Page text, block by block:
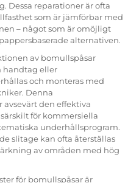
Dessa reparationer är ofta
som är jämförbar med
– något som är omöjligt
alternativen.
av bomullspåsar
handtag eller
och monteras med
Denna
den effektiva
för kommersiella
underhållsprogram.
slitage kan ofta återställas
av områden med hög
för bomullspåsar är